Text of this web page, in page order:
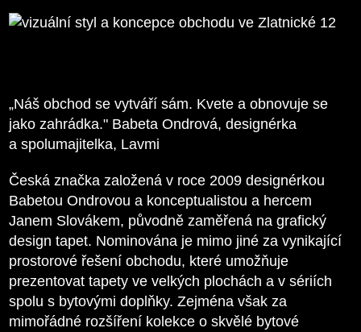
„Náš obchod se vytváří sám. Kvete a obnovuje se
jako zahrádka." Babeta Ondrová, designérka
a spolumajitelka, Lavmi
Česká značka založená v roce 2009 designérkou
Babetou Ondrovou a konceptualistou a hercem
Janem Slovákem, původně zaměřená na grafický
design tapet. Nominována je mimo jiné za vynikající
prostorové řešení obchodu, které umožňuje
prezentovat tapety ve velkých plochách a v sériích
spolu s bytovými doplňky. Zejména však za
mimořádné rozšíření kolekce o skvělé bytové